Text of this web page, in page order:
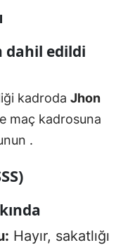
dahil edildi
kadroda Jhon
maç kadrosuna
.
Hayır, sakatlığı